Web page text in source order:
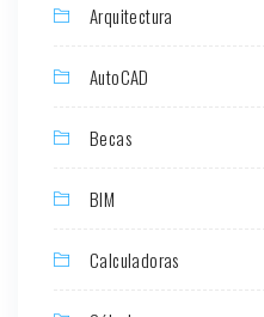
Arquitectura
AutoCAD
Becas
BIM
Calculadoras